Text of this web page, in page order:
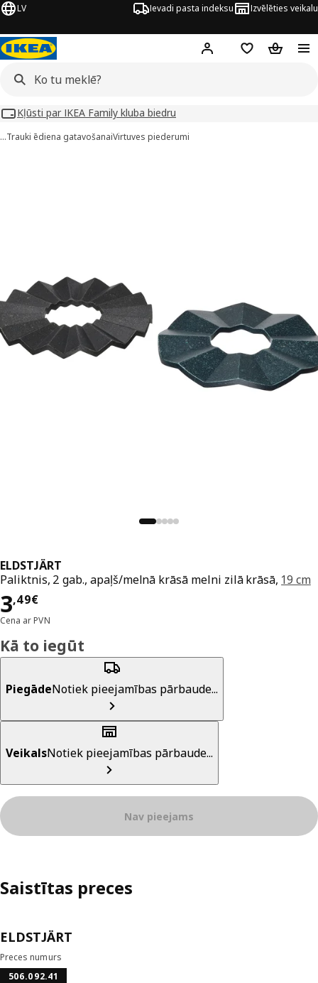
LV Ievadi pasta indeksu Izvēlēties veikalu
Hej! Pierakstīties
PirkumuPirkumu
Kļūsti par IKEA Family kluba biedru
…Trauki ēdiena gatavošanaiVirtuves piederumi
ELDSTJÄRT
Paliktnis, 2 gab., apaļš/melnā krāsā melni zilā krāsā, 19 cm
3,49€
Cena 3,49€
Cena ar PVN
Kā to iegūt
PiegādeNotiek pieejamības pārbaude...
VeikalsNotiek pieejamības pārbaude...
Nav pieejams
Saistītas preces
ELDSTJÄRT
Preces numurs
506.092.41